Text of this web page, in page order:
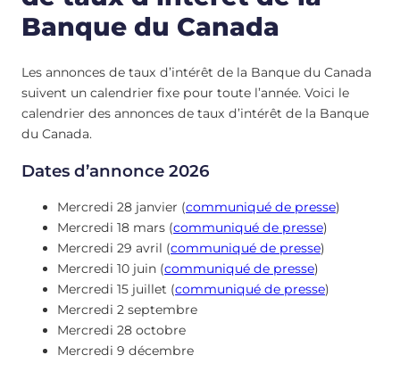
Banque du Canada
Les annonces de taux d’intérêt de la Banque du Canada
suivent un calendrier fixe pour toute l’année. Voici le
calendrier des annonces de taux d’intérêt de la Banque
du Canada.
Dates d’annonce 2026
Mercredi 28 janvier (communiqué de presse)
Mercredi 18 mars (communiqué de presse)
Mercredi 29 avril (communiqué de presse)
Mercredi 10 juin (communiqué de presse)
Mercredi 15 juillet (communiqué de presse)
Mercredi 2 septembre
Mercredi 28 octobre
Mercredi 9 décembre